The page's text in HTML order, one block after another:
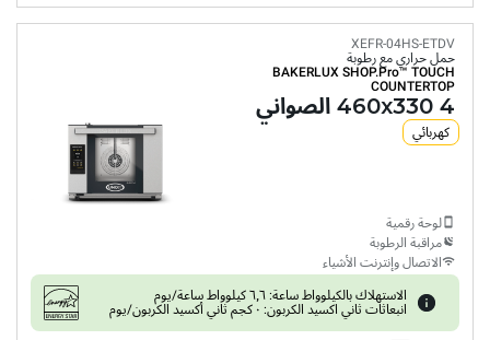
XEFR-04HS-ETDV
حمل حراري مع رطوبة
BAKERLUX SHOP.Pro™ TOUCH
COUNTERTOP
4 460x330 الصواني
كهربائي
لوحة رقمية
مراقبة الرطوبة
الاتصال وإنترنت الأشياء
الاستهلاك بالكيلوواط ساعة: ٦٫٦ كيلوواط ساعة/يوم
انبعاثات ثاني اكسيد الكربون: ٠ كجم ثاني أكسيد الكربون/يوم